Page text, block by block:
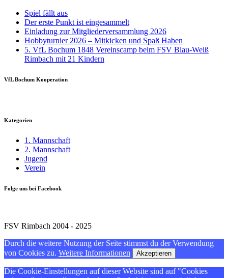
Spiel fällt aus
Der erste Punkt ist eingesammelt
Einladung zur Mitgliederversammlung 2026
Hobbyturnier 2026 – Mitkicken und Spaß Haben
5. VfL Bochum 1848 Vereinscamp beim FSV Blau-Weiß
Rimbach mit 21 Kindern
VfL Bochum Kooperation
Kategorien
1. Mannschaft
2. Mannschaft
Jugend
Verein
Folge uns bei Facebook
FSV Rimbach 2004 - 2025
Durch die weitere Nutzung der Seite stimmst du der Verwendung
von Cookies zu. Weitere Informationen Akzeptieren
Die Cookie-Einstellungen auf dieser Website sind auf "Cookies